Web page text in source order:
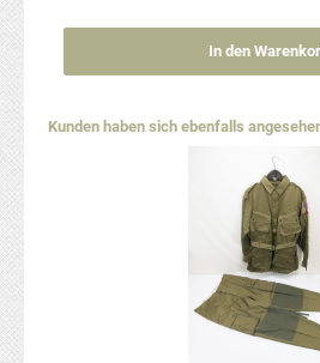
In den
Produktgalerie überspringen
Kunden haben sich ebenfalls